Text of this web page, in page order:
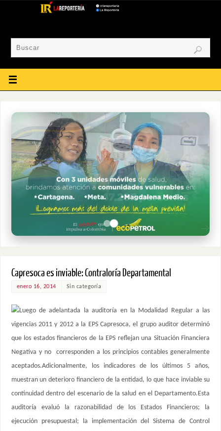
Capresoca es inviable: Contraloría Departamental
enero 16, 2014 Sin categoría
Luego de adelantada la auditoría en la Modalidad Regular a las
vigencias 2011 y 2012 a la EPS Capresoca, el grupo auditor determinó
que los estados financieros de la EPS reflejan una Situación Financiera
Negativa y no corresponden a los principios contables generalmente
aceptados.Adicionalmente, los indicadores de los últimos 5 años,
muestran un deterioro financiero de la entidad, lo que hace inviable su
continuidad dentro del escenario de la salud en el Departamento.Esta
auditoría evaluó la razonabilidad de los Estados Financieros; la
ejecución presupuestal; la implementación del Sistema de Control